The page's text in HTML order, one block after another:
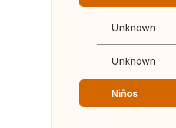
Unknown
Unknown
Niños